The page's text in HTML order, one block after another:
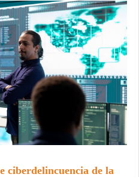
ciberdelincuencia de la